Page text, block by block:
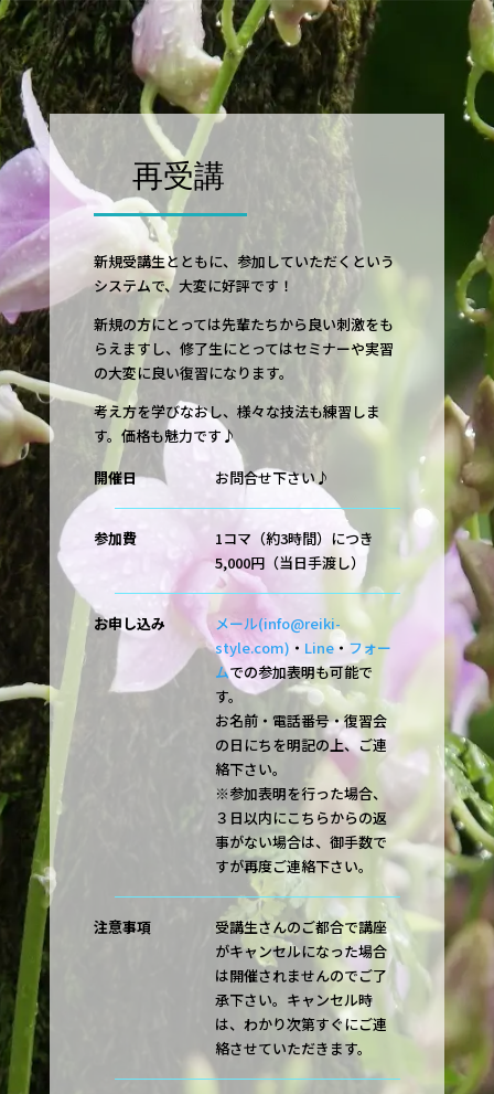
再受講
新規受講生とともに、参加していただくという
システムで、大変に好評です！
新規の方にとっては先輩たちから良い刺激をも
らえますし、修了生にとってはセミナーや実習
の大変に良い復習になります。
考え方を学びなおし、様々な技法も練習しま
す。価格も魅力です♪
開催日
お問合せ下さい♪
参加費
1コマ（約3時間）につき
5,000円（当日手渡し）
お申し込み
メール(info@reiki-
style.com) ・ Line ・ フォー
ムでの参加表明も可能で
す。
お名前・電話番号・復習会
の日にちを明記の上、ご連
絡下さい。
※参加表明を行った場合、
３日以内にこちらからの返
事がない場合は、御手数で
すが再度ご連絡下さい。
注意事項
受講生さんのご都合で講座
がキャンセルになった場合
は開催されませんのでご了
承下さい。キャンセル時
は、わかり次第すぐにご連
絡させていただきます。